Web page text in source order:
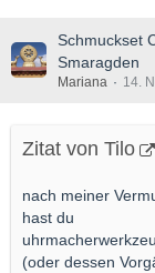
Schmuckset
Smaragden
Mariana 14.
Zitat von Tilo
nach meiner
hast du
(oder dessen